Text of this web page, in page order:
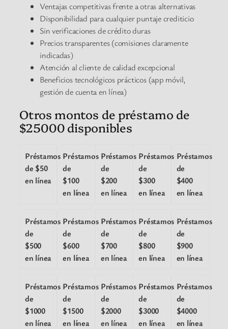
Ventajas competitivas frente a otras alternativas
Disponibilidad para cualquier puntaje crediticio
Sin verificaciones de crédito duras
Precios transparentes (comisiones claramente
indicadas)
Atención al cliente de calidad excepcional
Beneficios tecnológicos prácticos (app móvil,
gestión de cuenta en línea)
Otros montos de préstamo de
$25000 disponibles
Préstamos
de $50
en línea
Préstamos
de
$100
en línea
Préstamos
de
$200
en línea
Préstamos
de
$300
en línea
Préstamos
de
$400
en línea
Préstamos
de
$500
en línea
Préstamos
de
$600
en línea
Préstamos
de
$700
en línea
Préstamos
de
$800
en línea
Préstamos
de
$900
en línea
Préstamos
de
$1000
en línea
Préstamos
de
$1500
en línea
Préstamos
de
$2000
en línea
Préstamos
de
$3000
en línea
Préstamos
de
$4000
en línea